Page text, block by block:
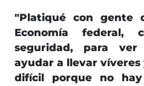
"Platiqué con gente
Economía
seguridad, para
ayudar a llevar
difícil porque no